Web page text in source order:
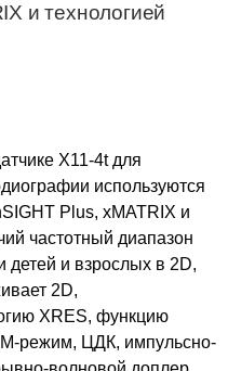
и технологией
X11-4t для
используются
Plus, xMATRIX и
частотный диапазон
детей и взрослых в 2D,
2D,
XRES, функцию
M-режим, ЦДК, импульсно-